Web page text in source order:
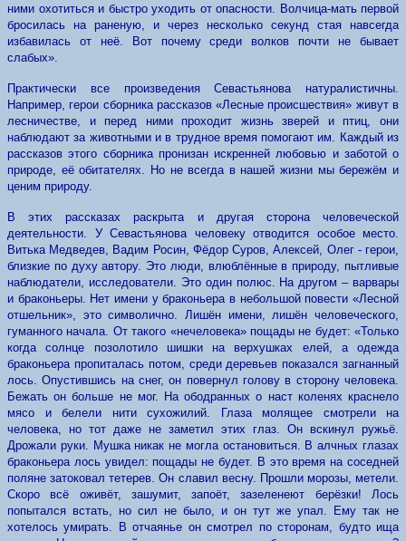
ними охотиться и быстро уходить от опасности. Волчица-мать первой
бросилась на раненую, и через несколько секунд стая навсегда
избавилась от неё. Вот почему среди волков почти не бывает
слабых».
Практически все произведения Севастьянова натуралистичны.
Например, герои сборника рассказов «Лесные происшествия» живут в
лесничестве, и перед ними проходит жизнь зверей и птиц, они
наблюдают за животными и в трудное время помогают им. Каждый из
рассказов этого сборника пронизан искренней любовью и заботой о
природе, её обитателях. Но не всегда в нашей жизни мы бережём и
ценим природу.
В этих рассказах раскрыта и другая сторона человеческой
деятельности. У Севастьянова человеку отводится особое место.
Витька Медведев, Вадим Росин, Фёдор Суров, Алексей, Олег - герои,
близкие по духу автору. Это люди, влюблённые в природу, пытливые
наблюдатели, исследователи. Это один полюс. На другом – варвары
и браконьеры. Нет имени у браконьера в небольшой повести «Лесной
отшельник», это символично. Лишён имени, лишён человеческого,
гуманного начала. От такого «нечеловека» пощады не будет: «Только
когда солнце позолотило шишки на верхушках елей, а одежда
браконьера пропиталась потом, среди деревьев показался загнанный
лось. Опустившись на снег, он повернул голову в сторону человека.
Бежать он больше не мог. На ободранных о наст коленях краснело
мясо и белели нити сухожилий. Глаза молящее смотрели на
человека, но тот даже не заметил этих глаз. Он вскинул ружьё.
Дрожали руки. Мушка никак не могла остановиться. В алчных глазах
браконьера лось увидел: пощады не будет. В это время на соседней
поляне затоковал тетерев. Он славил весну. Прошли морозы, метели.
Скоро всё оживёт, зашумит, запоёт, зазеленеют берёзки! Лось
попытался встать, но сил не было, и он тут же упал. Ему так не
хотелось умирать. В отчаянье он смотрел по сторонам, будто ища